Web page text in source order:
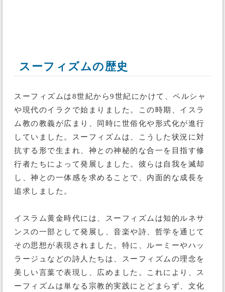
スーフィズムの歴史
スーフィズムは8世紀から9世紀にかけて、ペルシャ
や現代のイラクで始まりました。この時期、イスラ
ム教の教義が広まり、同時に世俗化や形式化が進行
していました。スーフィズムは、こうした状況に対
抗する形で生まれ、神との神秘的な合一を目指す修
行者たちによって発展しました。彼らは自我を滅却
し、神との一体感を求めることで、内面的な成長を
追求しました。
イスラム黄金時代には、スーフィズムは知的ルネサ
ンスの一部として発展し、音楽や詩、哲学を通じて
その思想が表現されました。特に、ルーミーやハッ
ラージュなどの詩人たちは、スーフィズムの理念を
美しい言葉で表現し、広めました。これにより、ス
ーフィズムは単なる宗教的実践にとどまらず、文化